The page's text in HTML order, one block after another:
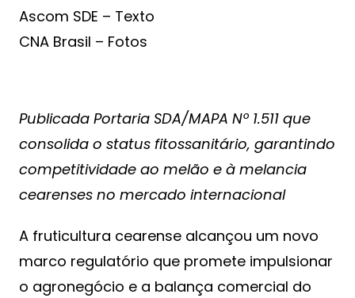
Ascom SDE – Texto
CNA Brasil – Fotos
Publicada Portaria SDA/MAPA Nº 1.511 que
consolida o status fitossanitário, garantindo
competitividade ao melão e à melancia
cearenses no mercado internacional
A fruticultura cearense alcançou um novo
marco regulatório que promete impulsionar
o agronegócio e a balança comercial do